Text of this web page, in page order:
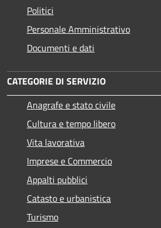
Politici
Personale Amministrativo
Documenti e dati
CATEGORIE DI SERVIZIO
Anagrafe e stato civile
Cultura e tempo libero
Vita lavorativa
Imprese e Commercio
Appalti pubblici
Catasto e urbanistica
Turismo